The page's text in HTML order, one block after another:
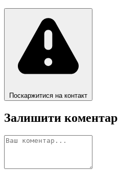
Поскаржитися на контакт
Залишити коментар